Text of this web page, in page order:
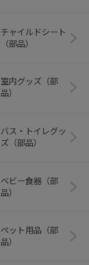
チャイルドシート
（部品）
室内グッズ（部
品）
バス・トイレグッ
ズ（部品）
ベビー食器（部
品）
ペット用品（部
品）